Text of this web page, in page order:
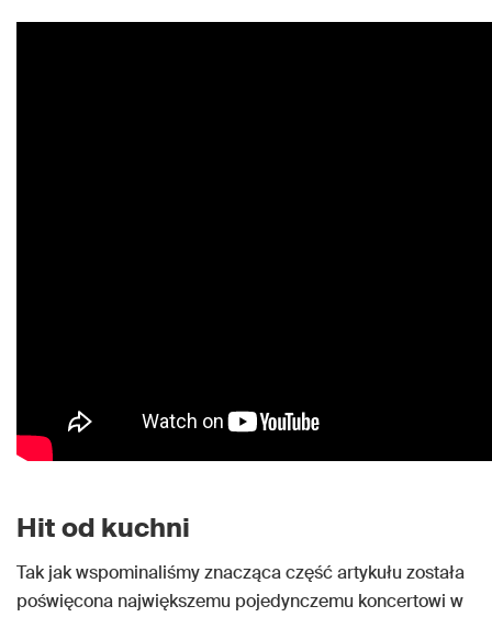
Hit od kuchni
Tak jak wspominaliśmy znacząca część artykułu została
poświęcona największemu pojedynczemu koncertowi w